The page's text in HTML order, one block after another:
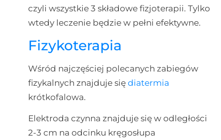
czyli wszystkie 3 składowe fizjoterapii. Tylko
wtedy leczenie będzie w pełni efektywne.
Fizykoterapia
Wśród najczęściej polecanych zabiegów
fizykalnych znajduje się diatermia
krótkofalowa.
Elektroda czynna znajduje się w odległości
2-3 cm na odcinku kręgosłupa